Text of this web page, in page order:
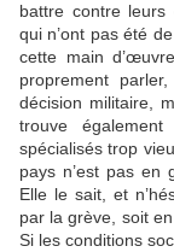
battre contre leurs
qui n’ont pas été
cette main
proprement
décision militaire,
trouve
spécialisés trop
pays n’est pas en
Elle le sait, et
par la grève, soit
Si les conditions